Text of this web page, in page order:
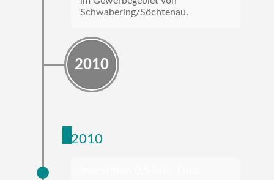
Schwabering/Söchtenau.
2010
2010